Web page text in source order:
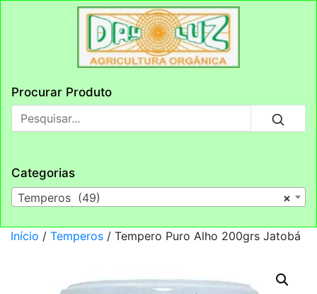
Procurar Produto
Categorias
×
Temperos (49)
Início / Temperos / Tempero Puro Alho 200grs Jatobá